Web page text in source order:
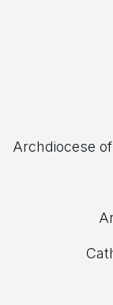
Archdiocese